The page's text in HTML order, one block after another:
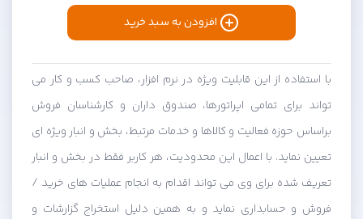
با استفاده از این قابلیت ویژه در نرم افزار، صاحب کسب و کار می
تواند برای تمامی اپراتورها، صندوق داران و کارشناسان فروش
براساس حوزه فعالیت و کالاها و خدمات مرتبط، بخش و انبار ویژه ای
تعیین نماید. با اعمال این محدودیت، هر کاربر فقط در بخش و انبار
تعریف شده برای وی می تواند اقدام به انجام عملیات های خرید /
فروش و حسابداری نماید و به همین دلیل استخراج گزارشات و